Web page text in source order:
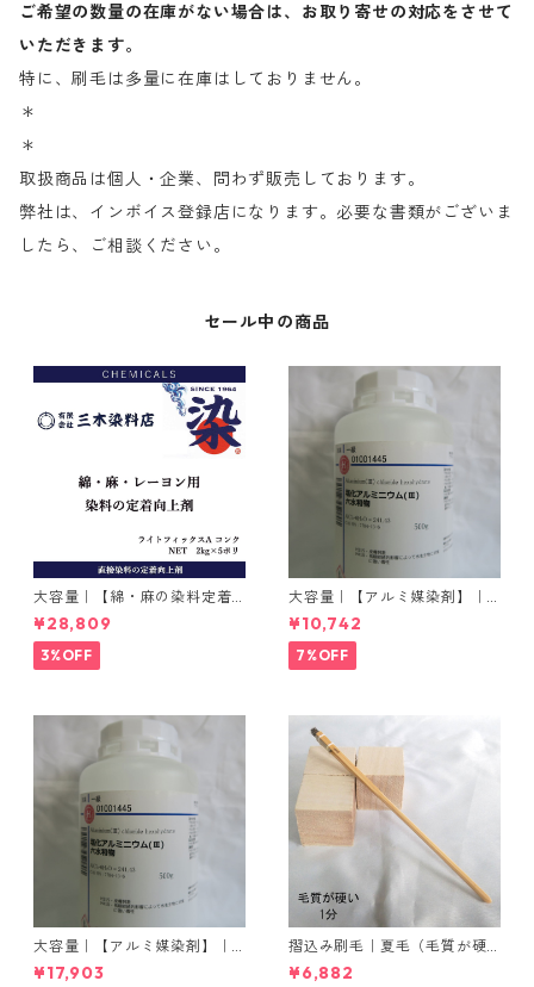
ご希望の数量の在庫がない場合は、お取り寄せの対応をさせて
いただきます。
特に、刷毛は多量に在庫はしておりません。
＊
＊
取扱商品は個人・企業、問わず販売しております。
弊社は、インボイス登録店になります。必要な書類がございま
したら、ご相談ください。
セール中の商品
大容量｜【綿・麻の染料定着
向上剤】｜2kg×5本｜ライト
フィックスAコンク
¥28,809
3%OFF
大容量｜【アルミ媒染剤】｜5
00g−3本入り｜塩化アルミニ
ウム
¥10,742
7%OFF
大容量｜【アルミ媒染剤】｜5
00g−5本入り｜塩化アルミニ
ウム
¥17,903
摺込み刷毛｜夏毛（毛質が硬
い）1分｜16本入り＊1セット
¥6,882